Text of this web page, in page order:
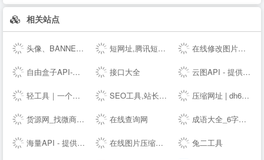
相关站点
头像、BANNER、LOGO在线制作设计生成 - 朝夕网 短网址,腾讯短网址生成,sc.qq.com短链接,小米短网址,搜狗短网址,抖音域名防封,百度短链接,微信域名防封,腾讯绿标域名检测,,抖音域名检测,网址缩短_奇灵短网址 - 腾讯短网址,抖音域名检测,小米短网址,搜狗短网址,腾讯绿标域名检测,百度短网址,百度短链接,新浪短网址,绿标短网址,微信短网址,微信域名检测,sc.qq.com短链接,抖音防封短链 在线修改图片大小尺寸；免费抠图照片处理工具 - 改图神器
自由盒子API-欢迎免费对接接口 接口大全 云图API - 提供免费接口调用平台-免费API数据接口调用服务平台
轻工具｜一个专注收集分享优质免费资源的导航 SEO工具,站长查询工具-助力SEO优化-搜外SEO工具大全 压缩网址 | dh6.ink
货源网_找微商货源_微信微商代理加盟_厂家一手货源发布平台 在线查询网 成语大全_6字成语_成语接龙查询_词云成语网
海量API - 提供免费接口调用平台 在线图片压缩工具(jpg、jpeg、png、gif、webp、tiff)无损压缩90%-压缩图 兔二工具